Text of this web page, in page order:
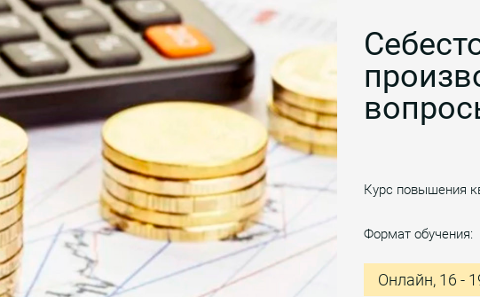
Курс повышения
Формат обучения:
Онлайн, 16 -